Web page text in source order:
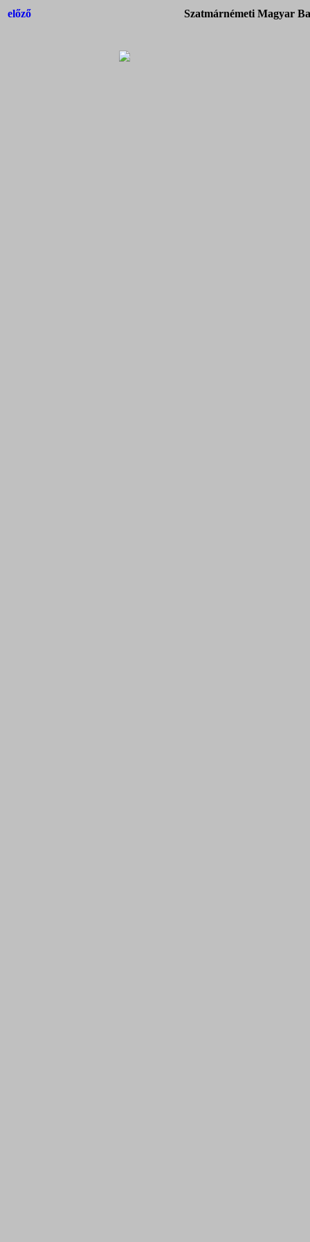
előző Szatmárnémeti Magyar